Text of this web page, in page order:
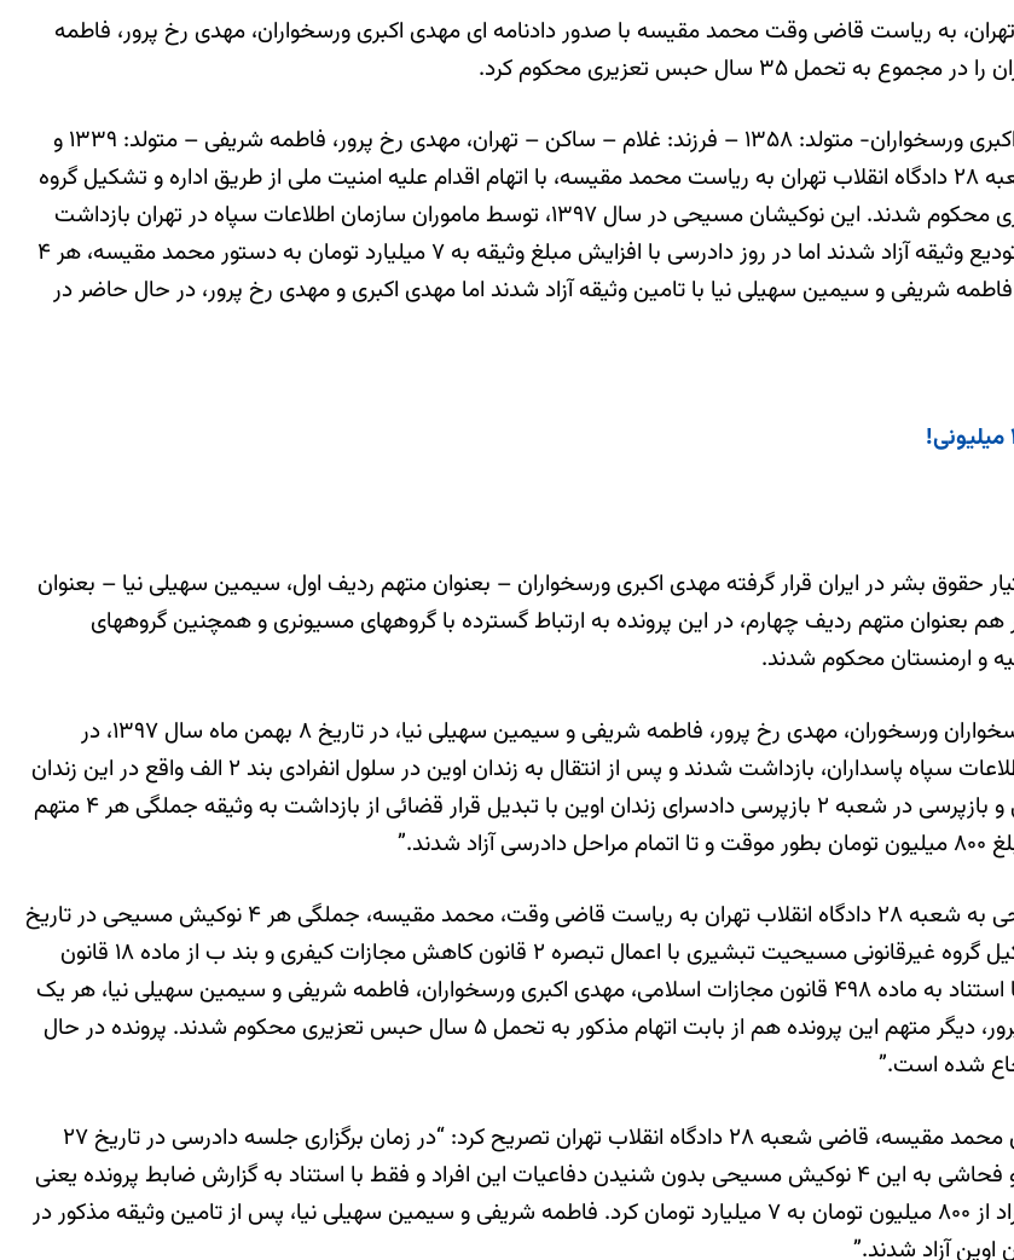
۱۳۹۹، شعبه ۲۸ دادگاه انقلاب تهران، به ریاست قاضی وقت محمد مقیسه با صدور دادنامه ای مهدی اکبری ورسخواران، مهدی رخ پرور، فاطمه
۳۵ سال حبس تعزیری محکوم کرد.
به گزارش حقوق بشر در ایران، روز دوشنبه ۲۶ مهر ماه ۱۳۹۹، مهدی اکبری ورسخواران- متولد: ۱۳۵۸ – فرزند: غلام – ساکن – تهران، مهدی رخ پرور، فاطمه شریفی – متولد: ۱۳۳۹ و
سیمین سهیلی نیا – متولد: ۱۳۵۷، چهار نوکیش مسیحی، توسط شعبه ۲۸ دادگاه انقلاب تهران به ریاست محمد مقیسه، با اتهام اقدام علیه امنیت ملی از طریق اداره و تشکیل گروه
تبشیری و کلیسای خانگی در مجموع به تحمل ۳۵ سال حبس تعزیری محکوم شدند. این نوکیشان مسیحی در سال ۱۳۹۷، توسط ماموران سازمان اطلاعات سپاه در تهران بازداشت
شدند و پس از طی مراحل بازجوئی و تحمل ۳۰ روز سلول انفرادی با تودیع وثیقه آزاد شدند اما در روز دادرسی با افزایش مبلغ وثیقه به ۷ میلیارد تومان به دستور محمد مقیسه، هر ۴
شریفی و سیمین سهیلی نیا با تامین وثیقه آزاد شدند اما مهدی اکبری و مهدی رخ پرور، در حال حاضر در
بشر در ایران قرار گرفته مهدی اکبری ورسخواران – بعنوان متهم ردیف اول، سیمین سهیلی نیا – بعنوان
متهم ردیف چهارم، در این پرونده به ارتباط گسترده با گروههای مسیونری و همچنین گروههای
و ارمنستان محکوم شدند.
یک منبع در گفتگو با حقوق بشر در ایران اعلام کرد: “مهدی اکبری ورسخواران ورسخوران، مهدی رخ پرور، فاطمه شریفی و سیمین سهیلی نیا، در تاریخ ۸ بهمن ماه سال ۱۳۹۷، در
منطقه آریاشهر تهران همزمان با یورش هماهنگ ماموران سازمان اطلاعات سپاه پاسداران، بازداشت شدند و پس از انتقال به زندان اوین در سلول انفرادی بند ۲ الف واقع در این زندان
تحت شدیدترین بازجوئی ها قرار گرفتند و پس از طی مراحل بازجوئی و بازپرسی در شعبه ۲ بازپرسی دادسرای زندان اوین با تبدیل قرار قضائی از بازداشت به وثیقه جملگی هر ۴ متهم
این منبع مطلع در ادامه افزود: “با ارجاع پرونده این ۴ نوکیش مسیحی به شعبه ۲۸ دادگاه انقلاب تهران به ریاست قاضی وقت، محمد مقیسه، جملگی هر ۴ نوکیش مسیحی در تاریخ
۲۷ خرداد ماه ۱۳۹۹، با اتهام « اقدام علیه امنیت کشور و اداره و تشکیل گروه غیرقانونی مسیحیت تبشیری با اعمال تبصره ۲ قانون کاهش مجازات کیفری و بند ب از ماده ۱۸ قانون
مجازات اسلامی بدون اعمال تخفیف در محکومیت حبس تعزیری، با استناد به ماده ۴۹۸ قانون مجازات اسلامی، مهدی اکبری ورسخواران، فاطمه شریفی و سیمین سهیلی نیا، هر یک
به تحمل ۱۰ سال حبس تعزیری محکوم شدند. همچنین مهدی رخ پرور، دیگر متهم این پرونده هم از بابت اتهام مذکور به تحمل ۵ سال حبس تعزیری محکوم شدند. پرونده در حال
شده است.”
این منبع مطلع در ادامه پیرامون روند برگزاری جلسه دادرسی از سوی محمد مقیسه، قاضی شعبه ۲۸ دادگاه انقلاب تهران تصریح کرد: “در زمان برگزاری جلسه دادرسی در تاریخ ۲۷
خرداد ماه ۱۳۹۹، محمد محمدمقیسه ضمن استفاده از الفاظ رکیک و فحاشی به این ۴ نوکیش مسیحی بدون شنیدن دفاعیات این افراد و فقط با استناد به گزارش ضابط پرونده یعنی
سازمان اطلاعات سپاه پاسداران اقدام به افزایش مبلغ وثیقه این افراد از ۸۰۰ میلیون تومان به ۷ میلیارد تومان کرد. فاطمه شریفی و سیمین سهیلی نیا، پس از تامین وثیقه مذکور در